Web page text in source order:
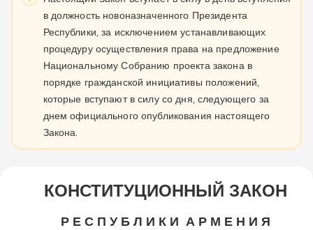
в должность новоназначенного Президента
Республики, за исключением устанавливающих
процедуру осуществления права на предложение
Национальному Собранию проекта закона в
порядке гражданской инициативы положений,
которые вступают в силу со дня, следующего за
днем официального опубликования настоящего
Закона.
КОНСТИТУЦИОННЫЙ ЗАКОН
Р Е С П У Б Л И К И А Р М Е Н И Я